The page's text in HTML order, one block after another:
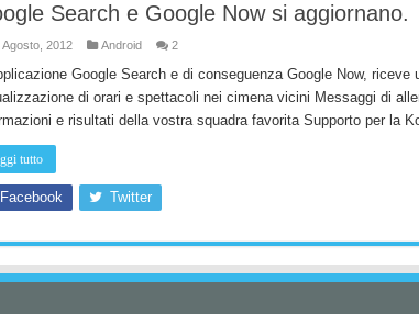
Search e Google Now si aggiornano.
Agosto, 2012 Android 2
Google Search e di conseguenza Google Now,
di orari e spettacoli nei cimena vicini Messaggi di
e risultati della vostra squadra favorita Supporto per la
tutto
Facebook Twitter